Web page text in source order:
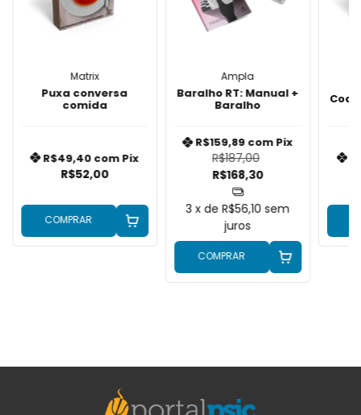
Matrix
Puxa conversa
comida
R$52,00
R$49,40 comPix
COMPRAR
Ampla
Baralho RT: Manual +
Baralho
R$187,00
R$168,30
R$159,89 comPix
3 x deR$56,10 sem
juros
COMPRAR